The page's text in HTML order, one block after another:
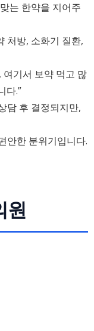
는 한약을 지어주
처방, 소화기 질환,
여기서 보약 먹고 많
다.”
담 후 결정되지만,
안한 분위기입니다.
원